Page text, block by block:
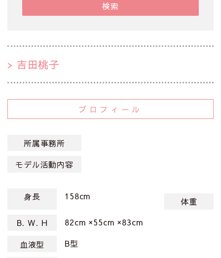
検索
吉田桃子
プロフィール
所属事務所
モデル活動内容
身長 158cm
体重
B. W. H
82cm ×55cm ×83cm
血液型 B型